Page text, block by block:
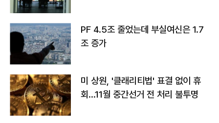
PF 4.5조 줄었는데 부실여신은 1.7
조 증가
미 상원, '클래리티법' 표결 없이 휴
회…11월 중간선거 전 처리 불투명